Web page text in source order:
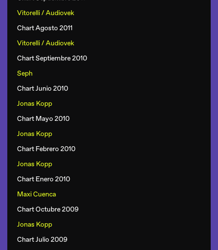
Vitorelli / Audiovek
Chart Agosto 2011
Vitorelli / Audiovek
Chart Septiembre 2010
Seph
Chart Junio 2010
Jonas Kopp
Chart Mayo 2010
Jonas Kopp
Chart Febrero 2010
Jonas Kopp
Chart Enero 2010
Maxi Cuenca
Chart Octubre 2009
Jonas Kopp
Chart Julio 2009